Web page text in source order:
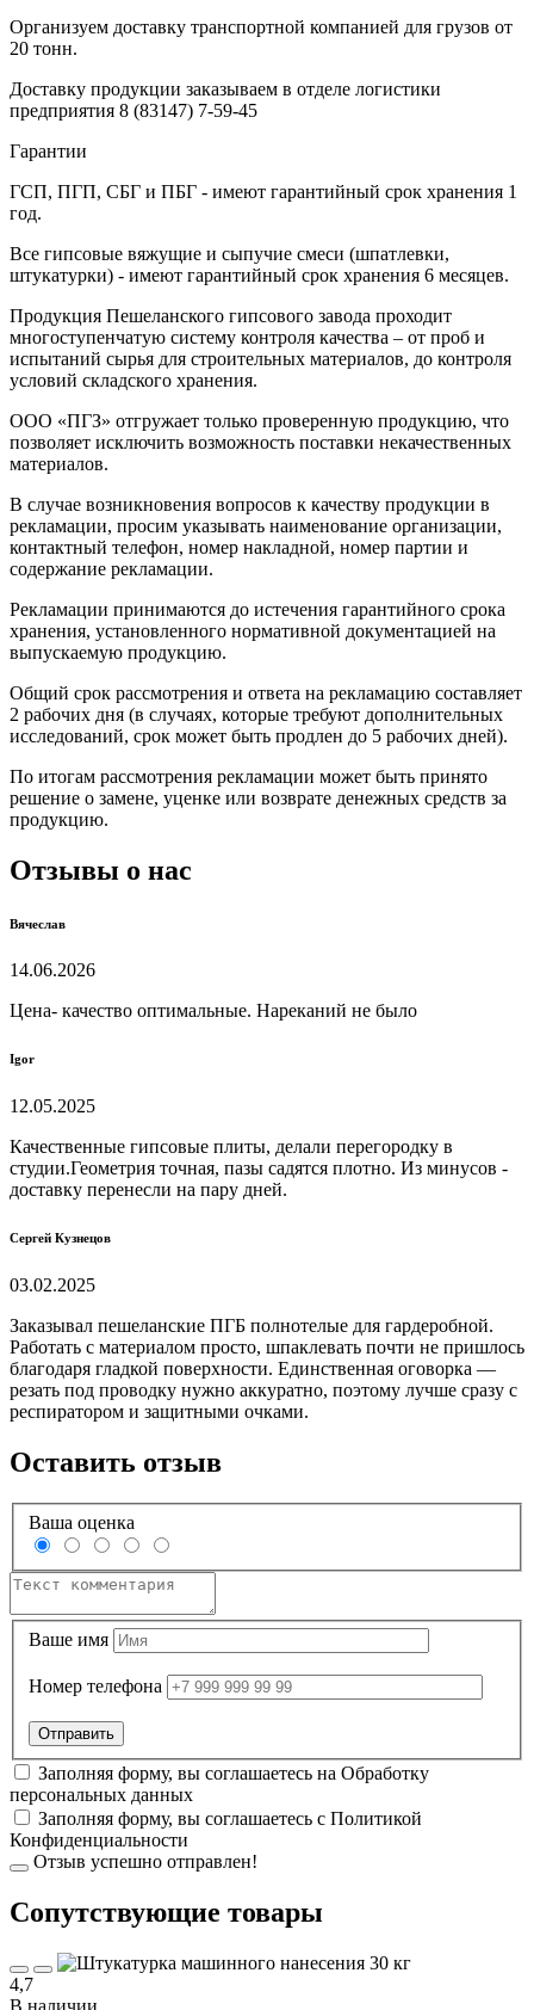
Организуем доставку транспортной компанией для грузов от
20 тонн.
Доставку продукции заказываем в отделе логистики
предприятия 8 (83147) 7-59-45
Гарантии
ГСП, ПГП, СБГ и ПБГ - имеют гарантийный срок хранения 1
год.
Все гипсовые вяжущие и сыпучие смеси (шпатлевки,
штукатурки) - имеют гарантийный срок хранения 6 месяцев.
Продукция Пешеланского гипсового завода проходит
многоступенчатую систему контроля качества – от проб и
испытаний сырья для строительных материалов, до контроля
условий складского хранения.
ООО «ПГЗ» отгружает только проверенную продукцию, что
позволяет исключить возможность поставки некачественных
материалов.
В случае возникновения вопросов к качеству продукции в
рекламации, просим указывать наименование организации,
контактный телефон, номер накладной, номер партии и
содержание рекламации.
Рекламации принимаются до истечения гарантийного срока
хранения, установленного нормативной документацией на
выпускаемую продукцию.
Общий срок рассмотрения и ответа на рекламацию составляет
2 рабочих дня (в случаях, которые требуют дополнительных
исследований, срок может быть продлен до 5 рабочих дней).
По итогам рассмотрения рекламации может быть принято
решение о замене, уценке или возврате денежных средств за
продукцию.
Отзывы о нас
Вячеслав
14.06.2026
Цена- качество оптимальные. Нареканий не было
Igor
12.05.2025
Качественные гипсовые плиты, делали перегородку в
студии.Геометрия точная, пазы садятся плотно. Из минусов -
доставку перенесли на пару дней.
Сергей Кузнецов
03.02.2025
Заказывал пешеланские ПГБ полнотелые для гардеробной.
Работать с материалом просто, шпаклевать почти не пришлось
благодаря гладкой поверхности. Единственная оговорка —
резать под проводку нужно аккуратно, поэтому лучше сразу с
респиратором и защитными очками.
Оставить отзыв
Ваша оценка
Ваше имя
Номер телефона
Заполняя форму, вы соглашаетесь на Обработку
персональных данных
Заполняя форму, вы соглашаетесь с Политикой
Конфиденциальности
Отзыв успешно отправлен!
Cопутствующие товары
4,7